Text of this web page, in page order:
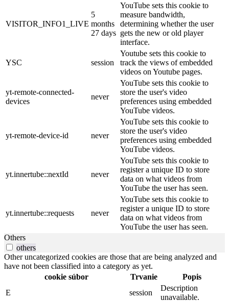
VISITOR_INFO1_LIVE
5
months
27 days
YouTube sets this cookie to
measure bandwidth,
determining whether the user
gets the new or old player
interface.
YSC session
Youtube sets this cookie to
track the views of embedded
videos on Youtube pages.
yt-remote-connected-
devices
never
YouTube sets this cookie to
store the user's video
preferences using embedded
YouTube videos.
yt-remote-device-id never
YouTube sets this cookie to
store the user's video
preferences using embedded
YouTube videos.
yt.innertube::nextId never
YouTube sets this cookie to
register a unique ID to store
data on what videos from
YouTube the user has seen.
yt.innertube::requests never
YouTube sets this cookie to
register a unique ID to store
data on what videos from
YouTube the user has seen.
Others
others
Other uncategorized cookies are those that are being analyzed and
have not been classified into a category as yet.
cookie súbor
Trvanie
Popis
E
session
Description
unavailable.